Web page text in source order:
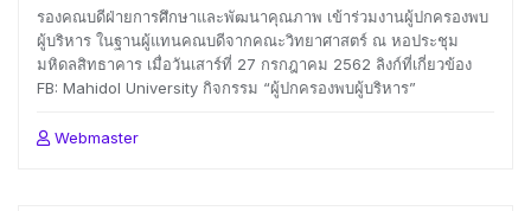
รองคณบดีฝ่ายการศึกษาและพัฒนาคุณภาพ เข้าร่วมงานผู้ปกครองพบ
ผู้บริหาร ในฐานผู้แทนคณบดีจากคณะวิทยาศาสตร์ ณ หอประชุม
มหิดลสิทธาคาร เมื่อวันเสาร์ที่ 27 กรกฎาคม 2562 ลิงก์ที่เกี่ยวข้อง
FB: Mahidol University กิจกรรม “ผู้ปกครองพบผู้บริหาร”
Webmaster